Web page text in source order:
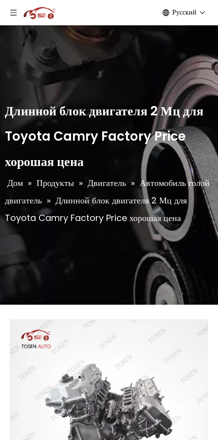
Pусский
Длинной блок двигателя 2 Мц для
Toyota Camry Factory Price
хорошая цена
Дом » Продукты » Двигатель » Автомобиль голой
двигатель » Длинной блок двигателя 2 Мц для
Toyota Camry Factory Price хорошая цена